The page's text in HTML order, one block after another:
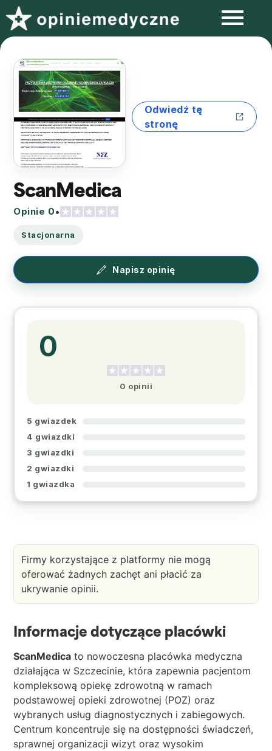
Odwiedź tę
stronę
ScanMedica
Opinie 0•
Stacjonarna
Napisz opinię
0
0 opinii
5 gwiazdek
4 gwiazdki
3 gwiazdki
2 gwiazdki
1 gwiazdka
Firmy korzystające z platformy nie mogą
oferować żadnych zachęt ani płacić za
ukrywanie opinii.
Informacje dotyczące placówki
ScanMedica to nowoczesna placówka medyczna
działająca w Szczecinie, która zapewnia pacjentom
kompleksową opiekę zdrowotną w ramach
podstawowej opieki zdrowotnej (POZ) oraz
wybranych usług diagnostycznych i zabiegowych.
Centrum koncentruje się na dostępności świadczeń,
sprawnej organizacji wizyt oraz wysokim